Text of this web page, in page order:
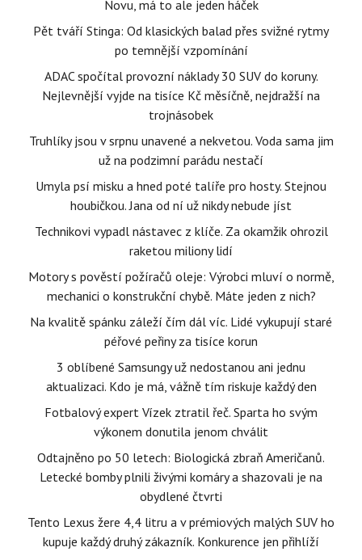
Novu, má to ale jeden háček
Pět tváří Stinga: Od klasických balad přes svižné rytmy
po temnější vzpomínání
ADAC spočítal provozní náklady 30 SUV do koruny.
Nejlevnější vyjde na tisíce Kč měsíčně, nejdražší na
trojnásobek
Truhlíky jsou v srpnu unavené a nekvetou. Voda sama jim
už na podzimní parádu nestačí
Umyla psí misku a hned poté talíře pro hosty. Stejnou
houbičkou. Jana od ní už nikdy nebude jíst
Technikovi vypadl nástavec z klíče. Za okamžik ohrozil
raketou miliony lidí
Motory s pověstí požíračů oleje: Výrobci mluví o normě,
mechanici o konstrukční chybě. Máte jeden z nich?
Na kvalitě spánku záleží čím dál víc. Lidé vykupují staré
péřové peřiny za tisíce korun
3 oblíbené Samsungy už nedostanou ani jednu
aktualizaci. Kdo je má, vážně tím riskuje každý den
Fotbalový expert Vízek ztratil řeč. Sparta ho svým
výkonem donutila jenom chválit
Odtajněno po 50 letech: Biologická zbraň Američanů.
Letecké bomby plnili živými komáry a shazovali je na
obydlené čtvrti
Tento Lexus žere 4,4 litru a v prémiových malých SUV ho
kupuje každý druhý zákazník. Konkurence jen přihlíží